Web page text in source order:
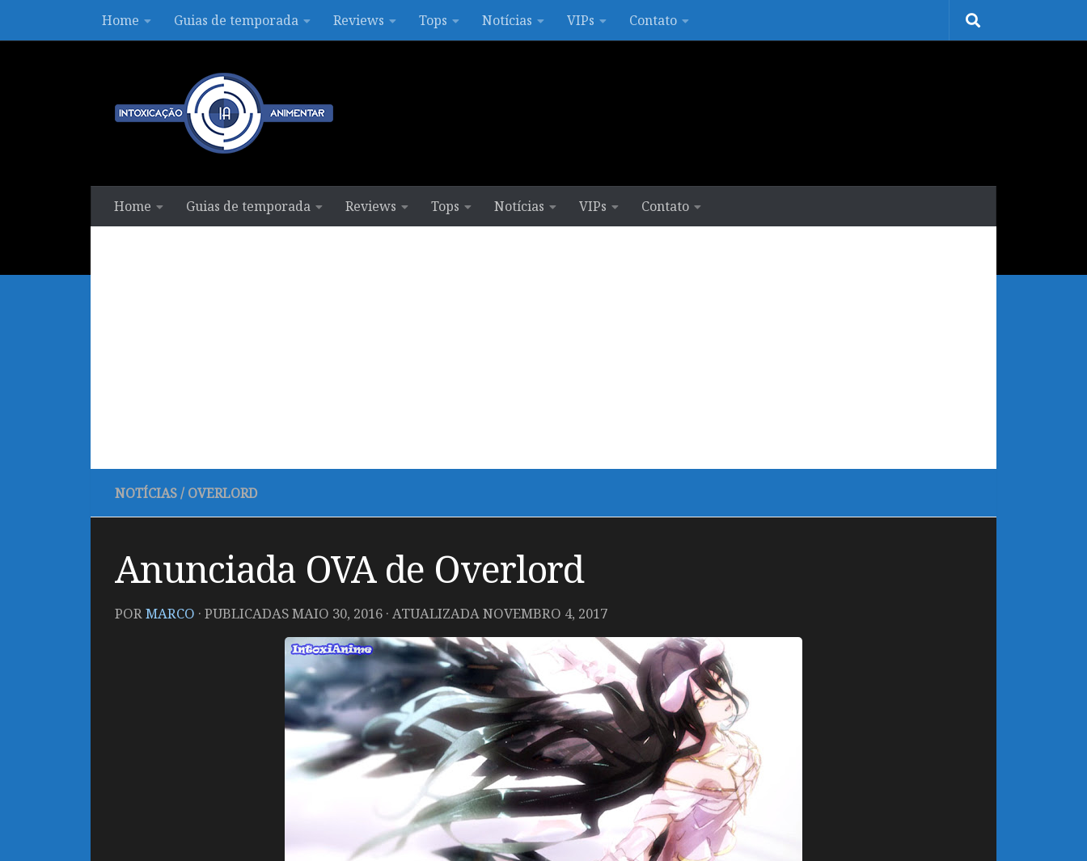
Skip to contentHome Guias de temporada Reviews Tops Notícias VIPs Contato
Home Guias de temporada Reviews Tops Notícias VIPs Contato
NOTÍCIAS/ OVERLORD
Anunciada OVA de Overlord
PORMARCO · PUBLICADASMAIO 30, 2016 · ATUALIZADANOVEMBRO 4, 2017